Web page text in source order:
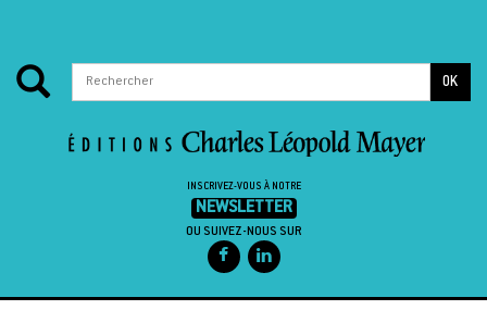
OK
INSCRIVEZ-VOUS À NOTRE
NEWSLETTER
OU SUIVEZ-NOUS SUR